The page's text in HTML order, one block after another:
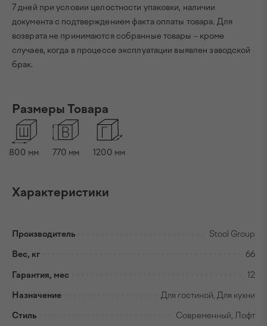
7 дней при условии целостности упаковки, наличии
документа с подтверждением факта оплаты товара. Для
возврата не принимаются собранные товары – кроме
случаев, когда в процессе эксплуатации выявлен заводской
брак.
Размеры Товара
800 мм 770 мм 1200 мм
Характеристики
Производитель Stool Group
Вес, кг 66
Гарантия, мес 12
Назначение Для гостиной, Для кухни
Стиль Современный, Лофт